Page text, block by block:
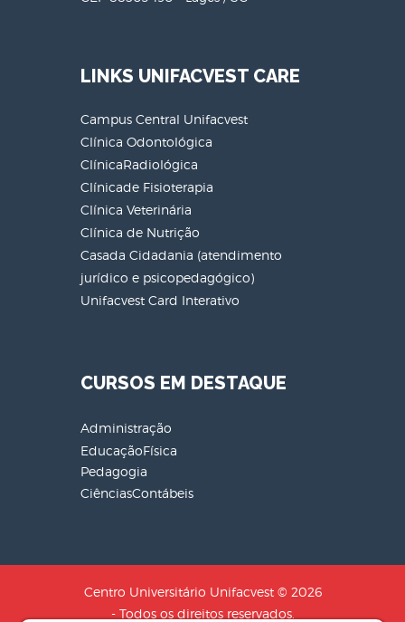
LINKS UNIFACVEST CARE
Campus Central Unifacvest
Clínica Odontológica
ClínicaRadiológica
Clínicade Fisioterapia
Clínica Veterinária
Clínica de Nutrição
Casada Cidadania (atendimento
jurídico e psicopedagógico)
Unifacvest Card Interativo
CURSOS EM DESTAQUE
Administração
EducaçãoFísica
Pedagogia
CiênciasContábeis
Centro Universitário Unifacvest © 2026
- Todos os direitos reservados.